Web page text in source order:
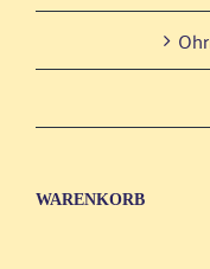
WAREN­KORB